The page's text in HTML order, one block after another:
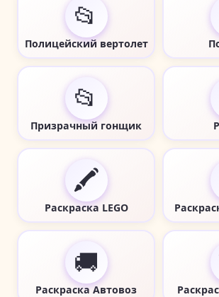
📂
Полицейский вертолет
📂
Призрачный гонщик
🖍️
Раскраска LEGO
🚚
Раскраска Автовоз